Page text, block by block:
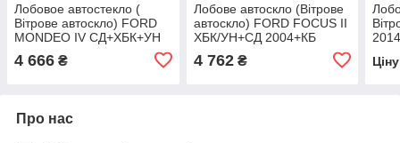
Лобовое автостекло (
Вітрове автоскло) FORD
MONDEO IV СД+ХБК+УН
ЗЛ+ДД+VIN+УО
4 666 ₴
Лобове автоскло (Вітрове
автоскло) FORD FOCUS II
ХБК/УН+СД 2004+КБ
ЗЛ+Д+VIN+ДЗМ ДД+ІЗМ
4 762₴
Про нас